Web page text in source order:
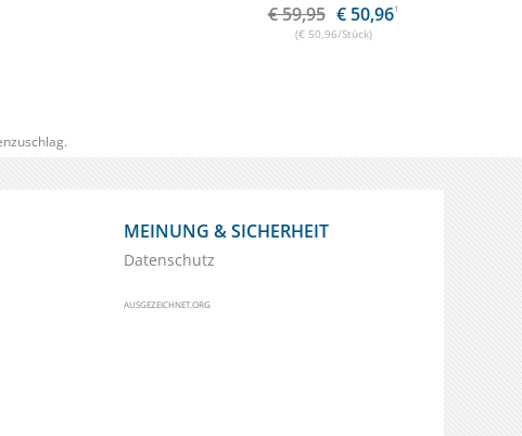
€ 59,95 € 50,961
(€ 50,96/Stück)
MEINUNG & SICHERHEIT
Datenschutz
AUSGEZEICHNET.ORG